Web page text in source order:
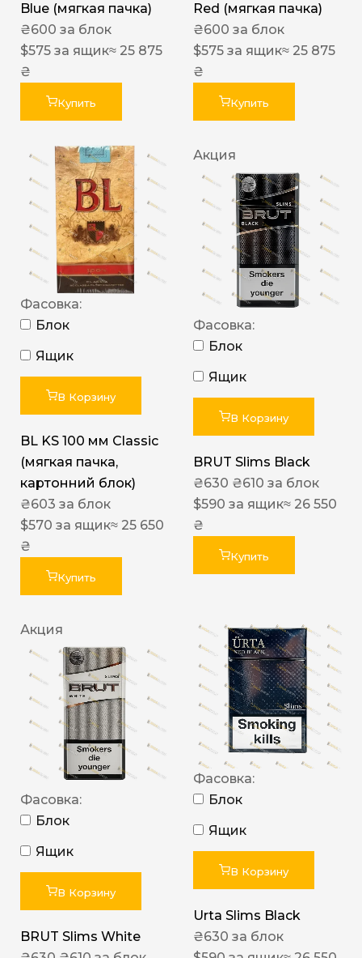
Blue (мягкая пачка)
₴600 за блок
$575 за ящик≈ 25 875
₴
Купить
Red (мягкая пачка)
₴600 за блок
$575 за ящик≈ 25 875
₴
Купить
Фасовка:
Блок
Ящик
В Корзину
BL KS 100 мм Classic
(мягкая пачка,
картонний блок)
₴603 за блок
$570 за ящик≈ 25 650
₴
Купить
Акция
Фасовка:
Блок
Ящик
В Корзину
BRUT Slims Black
₴630 ₴610 за блок
$590 за ящик≈ 26 550
₴
Купить
Акция
Фасовка:
Блок
Ящик
В Корзину
BRUT Slims White
Фасовка:
Блок
Ящик
В Корзину
Urta Slims Black
₴630 за блок